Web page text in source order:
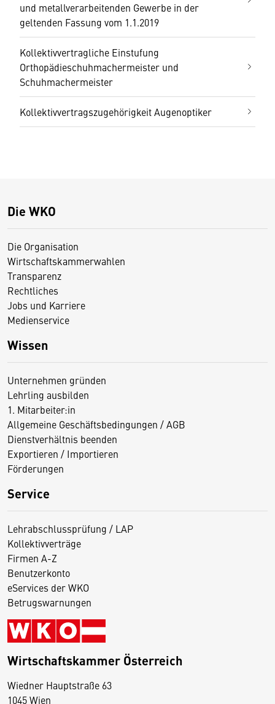
und metallverarbeitenden Gewerbe in der
geltenden Fassung vom 1.1.2019
Kollektivvertragliche Einstufung
Orthopädieschuhmachermeister und
Schuhmachermeister
Kollektivvertragszugehörigkeit Augenoptiker
Die WKO
Die Organisation
Wirtschaftskammerwahlen
Transparenz
Rechtliches
Jobs und Karriere
Medienservice
Wissen
Unternehmen gründen
Lehrling ausbilden
1. Mitarbeiter:in
Allgemeine Geschäftsbedingungen / AGB
Dienstverhältnis beenden
Exportieren / Importieren
Förderungen
Service
Lehrabschlussprüfung / LAP
Kollektivverträge
Firmen A-Z
Benutzerkonto
eServices der WKO
Betrugswarnungen
Wirtschaftskammer Österreich
Wiedner Hauptstraße 63
1045 Wien
D